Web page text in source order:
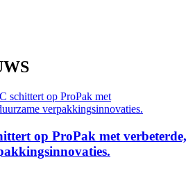
op ProPak met verbeterde,